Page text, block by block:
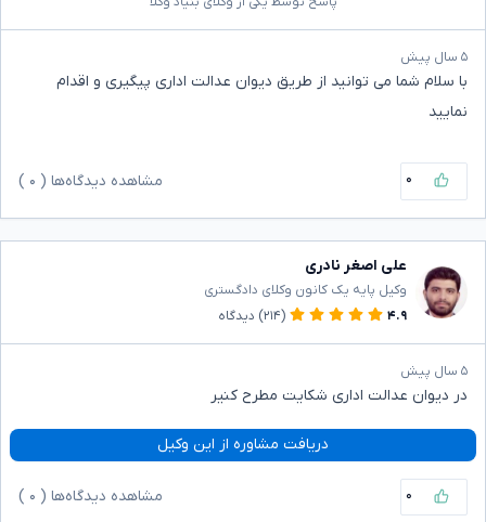
۵ سال پیش
با سلام شما می توانید از طریق دیوان عدالت اداری پیگیری و اقدام
نمایید
۰ مشاهده دیدگاه‌ها ( ۰
علی اصغر نادری
وکیل پایه یک کانون وکلای دادگستری
۴.۹
(۲۱۴) دیدگاه
۵ سال پیش
در دیوان عدالت اداری شکایت مطرح کنیر
دریافت مشاوره از این وکیل
۰ مشاهده دیدگاه‌ها ( ۰